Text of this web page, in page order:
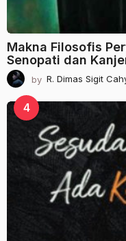
Makna Filosofis
Senopati dan
by R. Dimas Sigit
4